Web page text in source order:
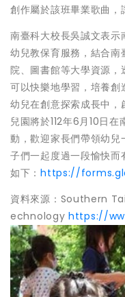
創作屬於該班畢業歌曲，
南臺科大校長吳誠文表
幼兒教保育服務，結合
院、圖書館等大學資源
可以快樂地學習，培養
幼兒在創意探索成長中
兒園將於112年6月10日
動，歡迎家長們帶領幼
子們一起度過一段愉快
如下：https://
資料來源：Southern
echnology https://